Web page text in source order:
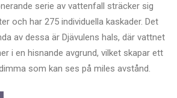
serie av vattenfall sträcker sig
och har 275 individuella kaskader. Det
av dessa är Djävulens hals, där vattnet
i en hisnande avgrund, vilket skapar ett
som kan ses på miles avstånd.